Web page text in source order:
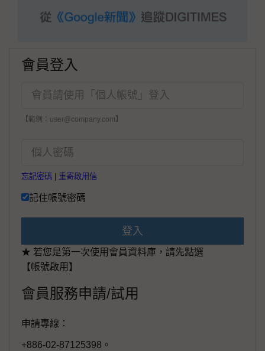
會員登入
【範例：user@company.com】
忘記密碼 重寄啟用信
記住帳號密碼
登入
★ 若您是第一次使用會員資料庫，請先點選
【帳號啟用】
會員服務申請/試用
申請專線：
+886-02-87125398。